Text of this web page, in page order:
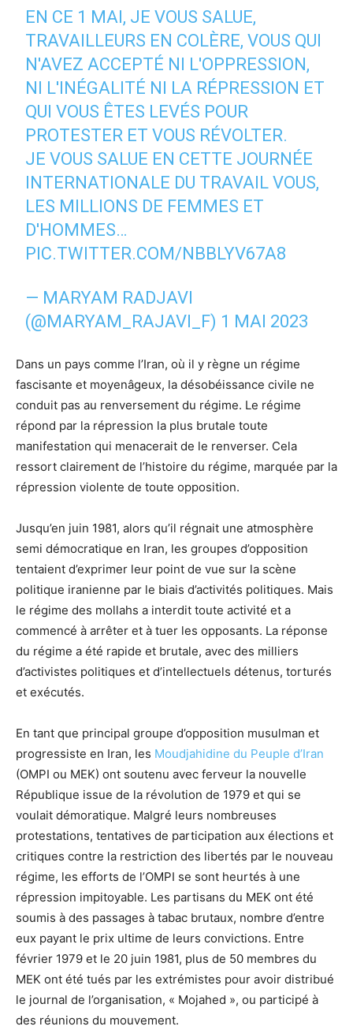
EN CE 1 MAI, JE VOUS SALUE,
TRAVAILLEURS EN COLÈRE, VOUS QUI
N'AVEZ ACCEPTÉ NI L'OPPRESSION,
NI L'INÉGALITÉ NI LA RÉPRESSION ET
QUI VOUS ÊTES LEVÉS POUR
PROTESTER ET VOUS RÉVOLTER.
JE VOUS SALUE EN CETTE JOURNÉE
INTERNATIONALE DU TRAVAIL VOUS,
LES MILLIONS DE FEMMES ET
D'HOMMES…
PIC.TWITTER.COM/NBBLYV67A8
— MARYAM RADJAVI
(@MARYAM_RAJAVI_F) 1 MAI 2023
Dans un pays comme l’Iran, où il y règne un régime
fascisante et moyenâgeux, la désobéissance civile ne
conduit pas au renversement du régime. Le régime
répond par la répression la plus brutale toute
manifestation qui menacerait de le renverser. Cela
ressort clairement de l’histoire du régime, marquée par la
répression violente de toute opposition.
Jusqu’en juin 1981, alors qu’il régnait une atmosphère
semi démocratique en Iran, les groupes d’opposition
tentaient d’exprimer leur point de vue sur la scène
politique iranienne par le biais d’activités politiques. Mais
le régime des mollahs a interdit toute activité et a
commencé à arrêter et à tuer les opposants. La réponse
du régime a été rapide et brutale, avec des milliers
d’activistes politiques et d’intellectuels détenus, torturés
et exécutés.
En tant que principal groupe d’opposition musulman et
progressiste en Iran, les Moudjahidine du Peuple d’Iran
(OMPI ou MEK) ont soutenu avec ferveur la nouvelle
République issue de la révolution de 1979 et qui se
voulait démoratique. Malgré leurs nombreuses
protestations, tentatives de participation aux élections et
critiques contre la restriction des libertés par le nouveau
régime, les efforts de l’OMPI se sont heurtés à une
répression impitoyable. Les partisans du MEK ont été
soumis à des passages à tabac brutaux, nombre d’entre
eux payant le prix ultime de leurs convictions. Entre
février 1979 et le 20 juin 1981, plus de 50 membres du
MEK ont été tués par les extrémistes pour avoir distribué
le journal de l’organisation, « Mojahed », ou participé à
des réunions du mouvement.